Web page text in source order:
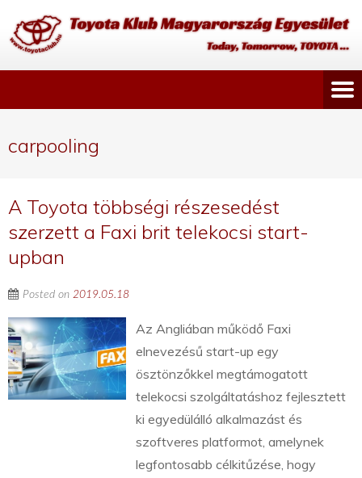
carpooling
A Toyota többségi részesedést
szerzett a Faxi brit telekocsi start-
upban
Posted on 2019.05.18
Az Angliában működő Faxi
elnevezésű start-up egy
ösztönzőkkel megtámogatott
telekocsi szolgáltatáshoz fejlesztett
ki egyedülálló alkalmazást és
szoftveres platformot, amelynek
legfontosabb célkitűzése, hogy